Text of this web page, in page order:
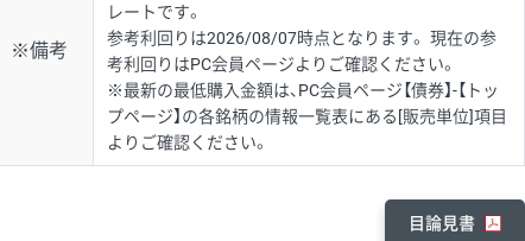
※備考
レートです。
参考利回りは2026/08/07時点となります。 現在の参
考利回りはPC会員ページよりご確認ください。
※最新の最低購入金額は、PC会員ページ【債券】-【トッ
プページ】の各銘柄の情報一覧表にある[販売単位]項目
よりご確認ください。
目論見書